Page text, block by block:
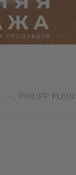
PHILIPP PLEIN